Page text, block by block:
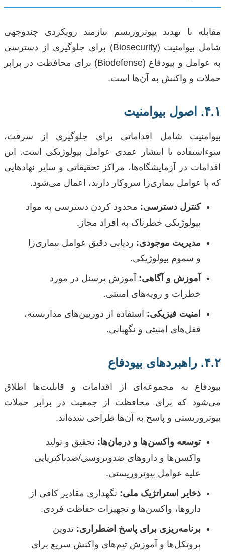
مقابله با تهدید بیوتروریسم نیازمند رویکردی چندوجهی
شامل بیو‌امنیت (Biosecurity) برای جلوگیری از دسترسی
به عوامل و بیو‌دفاع (Biodefense) برای محافظت در برابر
حملات و واکنش به آن‌ها است.
۴.۱. اصول بیو‌امنیت
بیو‌امنیت شامل اقداماتی برای جلوگیری از سرقت،
سوءاستفاده یا انتشار عمدی عوامل بیولوژیکی است. این
اقدامات در آزمایشگاه‌ها، مراکز تحقیقاتی و سایر نهادهایی
که با عوامل بیماری‌زا سروکار دارند، اعمال می‌شود.
کنترل دسترسی: محدود کردن دسترسی به مواد
بیولوژیکی خطرناک به افراد مجاز.
مدیریت موجودی: ردیابی دقیق عوامل بیماری‌زا
و سموم بیولوژیکی.
آموزش و آگاهی: آموزش پرسنل در مورد
خطرات و رویه‌های امنیتی.
امنیت فیزیکی: استفاده از دوربین‌های مداربسته،
قفل‌های امنیتی و نگهبانی.
۴.۲. راهبردهای بیو‌دفاع
بیو‌دفاع به مجموعه‌ای از اقدامات و قابلیت‌ها اطلاق
می‌شود که برای محافظت از جمعیت در برابر حملات
بیوتروریستی و پاسخ به آن‌ها طراحی شده‌اند.
توسعه واکسن‌ها و درمان‌ها: تحقیق و تولید
واکسن‌ها و داروهای ضدویروسی/ضدباکتریایی
علیه عوامل بیوتروریستی.
ذخایر استراتژیک ملی: نگهداری مقادیر کافی از
داروها، واکسن‌ها و تجهیزات حفاظت فردی.
برنامه‌ریزی برای پاسخ اضطراری: تدوین
پروتکل‌ها و آموزش تیم‌های واکنش سریع برای